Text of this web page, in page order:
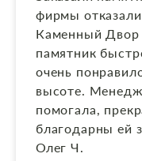
профессионалы!
художнику,
Памятник
подхоронение к
стиле
камня, портрет
Солидно и
быстро, в срок
фирмы
Каменный Двор
памятник
очень
высоте.
помогала,
благодарны ей
Олег Ч.